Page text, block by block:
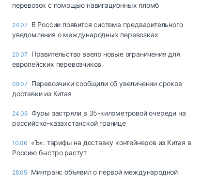
перевозок с помощью навигационных пломб
24.07
В России появится система предварительного
уведомления о международных перевозках
20.07
Правительство ввело новые ограничения для
европейских перевозчиков
09.07
Перевозчики сообщили об увеличении сроков
доставки из Китая
24.06 Фуры застряли в 35-километровой очереди на
российско-казахстанской границе
10.06 «Ъ»: тарифы на доставку контейнеров из Китая в
Россию быстро растут
28.05 Минтранс объявил о первой международной